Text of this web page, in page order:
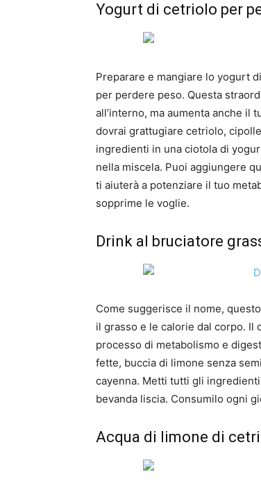
Yogurt di cetriolo per
Preparare e mangiare lo yogurt
per perdere peso. Questa
all’interno, ma aumenta anche il
dovrai grattugiare cetriolo,
ingredienti in una ciotola di
nella miscela. Puoi aggiungere
ti aiuterà a potenziare il tuo
sopprime le voglie.
Drink al bruciatore
Come suggerisce il nome, questo
il grasso e le calorie dal corpo. Il
processo di metabolismo e
fette, buccia di limone senza
cayenna. Metti tutti gli
bevanda liscia. Consumilo ogni
Acqua di limone di